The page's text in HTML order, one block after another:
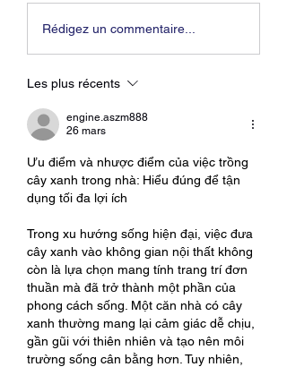
Rédigez un commentaire...
Les plus récents
engine.aszm888
26 mars
Ưu điểm và nhược điểm của việc trồng
cây xanh trong nhà: Hiểu đúng để tận
dụng tối đa lợi ích
Trong xu hướng sống hiện đại, việc đưa
cây xanh vào không gian nội thất không
còn là lựa chọn mang tính trang trí đơn
thuần mà đã trở thành một phần của
phong cách sống. Một căn nhà có cây
xanh thường mang lại cảm giác dễ chịu,
gần gũi với thiên nhiên và tạo nên môi
trường sống cân bằng hơn. Tuy nhiên,